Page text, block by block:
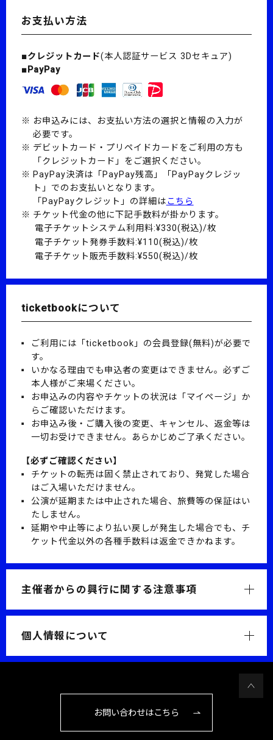
お支払い方法
■クレジットカード(本人認証サービス 3Dセキュア)
■PayPay
お申込みには、お支払い方法の選択と情報の入力が
必要です。
デビットカード・プリペイドカードをご利用の方も
「クレジットカード」をご選択ください。
PayPay決済は「PayPay残高」「PayPayクレジッ
ト」でのお支払いとなります。
「PayPayクレジット」の詳細はこちら
チケット代金の他に下記手数料が掛かります。
電子チケットシステム利用料:¥330(税込)/枚
電子チケット発券手数料:¥110(税込)/枚
電子チケット販売手数料:¥550(税込)/枚
ticketbookについて
ご利用には「ticketbook」の会員登録(無料)が必要で
す。
いかなる理由でも申込者の変更はできません。必ずご
本人様がご来場ください。
お申込みの内容やチケットの状況は「マイページ」か
らご確認いただけます。
お申込み後・ご購入後の変更、キャンセル、返金等は
一切お受けできません。あらかじめご了承ください。
【必ずご確認ください】
チケットの転売は固く禁止されており、発覚した場合
はご入場いただけません。
公演が延期または中止された場合、旅費等の保証はい
たしません。
延期や中止等により払い戻しが発生した場合でも、チ
ケット代金以外の各種手数料は返金できかねます。
主催者からの興行に関する注意事項
個人情報について
お問い合わせはこちら